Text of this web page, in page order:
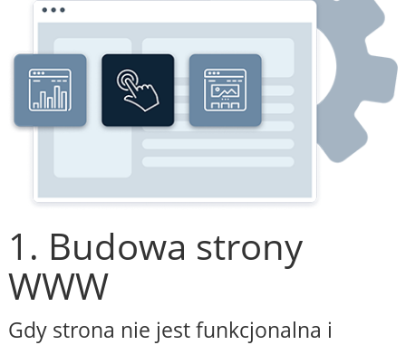
1. Budowa strony
WWW
Gdy strona nie jest funkcjonalna i